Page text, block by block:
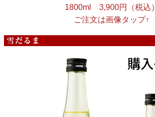
1800ml 3,900円（税込）
ご注文は画像タップ↑